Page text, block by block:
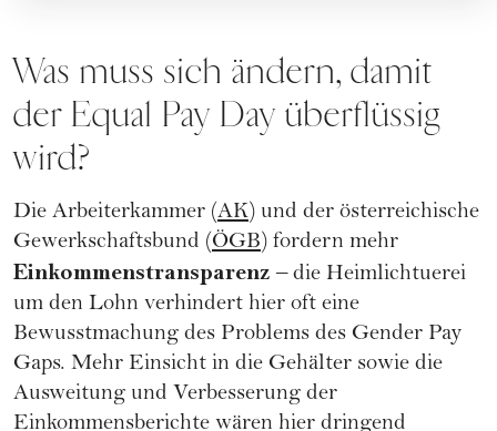
Was muss sich ändern, damit
der Equal Pay Day überflüssig
wird?
Die Arbeiterkammer (AK) und der österreichische
Gewerkschaftsbund (ÖGB) fordern mehr
Einkommenstransparenz – die Heimlichtuerei
um den Lohn verhindert hier oft eine
Bewusstmachung des Problems des Gender Pay
Gaps. Mehr Einsicht in die Gehälter sowie die
Ausweitung und Verbesserung der
Einkommensberichte wären hier dringend